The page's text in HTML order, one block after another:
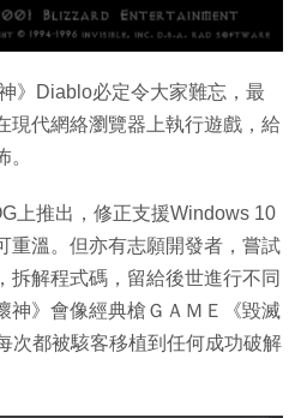
》Diablo必定令大家難忘，最
現代網絡瀏覽器上執行遊戲，給
上推出，修正支援Windows 10
重溫。但亦有志願開發者，嘗試
拆解程式碼，留給後世進行不同
神》會像經典槍ＧＡＭＥ《毀滅
次都被駭客移植到任何成功破解